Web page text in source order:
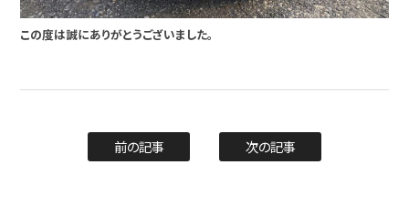
この度は誠にありがとうございました。
前の記事 次の記事